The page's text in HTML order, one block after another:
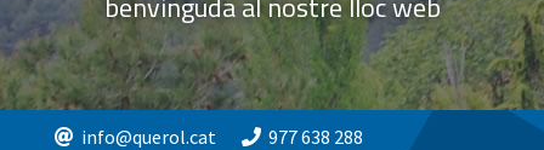
info@querol.cat 977 638 288